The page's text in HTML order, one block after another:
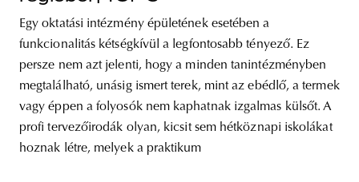
Egy oktatási intézmény épületének esetében a
funkcionalitás kétségkívül a legfontosabb tényező. Ez
persze nem azt jelenti, hogy a minden tanintézményben
megtalálható, unásig ismert terek, mint az ebédlő, a termek
vagy éppen a folyosók nem kaphatnak izgalmas külsőt. A
profi tervezőirodák olyan, kicsit sem hétköznapi iskolákat
hoznak létre, melyek a praktikum